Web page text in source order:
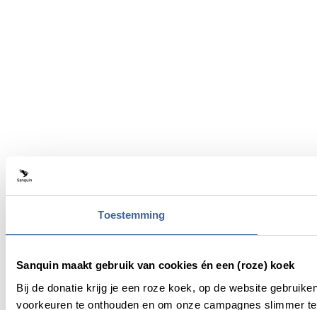
Toestemming
Sanquin maakt gebruik van cookies én een (roze) koek
Bij de donatie krijg je een roze koek, op de website
voorkeuren te onthouden en om onze campagnes slimmer